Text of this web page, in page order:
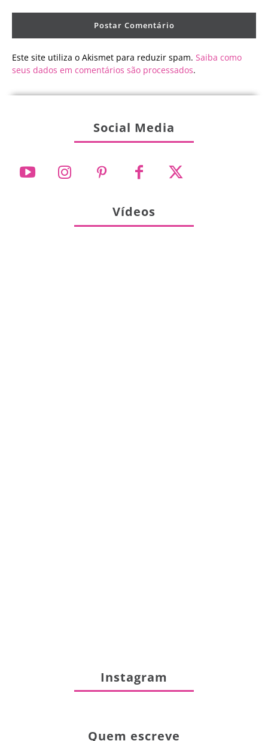
Este site utiliza o Akismet para reduzir spam. Saiba como
seus dados em comentários são processados.
Social Media
Vídeos
Instagram
Quem escreve